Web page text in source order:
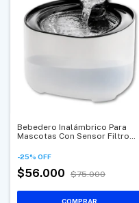
Bebedero Inalámbrico Para
Mascotas Con Sensor Filtro
-25% OFF
$56.000 $75.000